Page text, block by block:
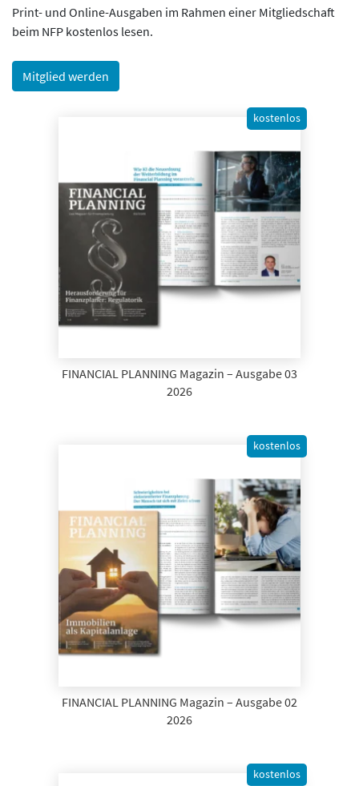
Print- und Online-Ausgaben im Rahmen einer Mitgliedschaft
beim NFP kostenlos lesen.
Mitglied werden
FINANCIAL PLANNING Magazin – Ausgabe 03
2026
kostenlos
FINANCIAL PLANNING Magazin – Ausgabe 02
2026
kostenlos
kostenlos